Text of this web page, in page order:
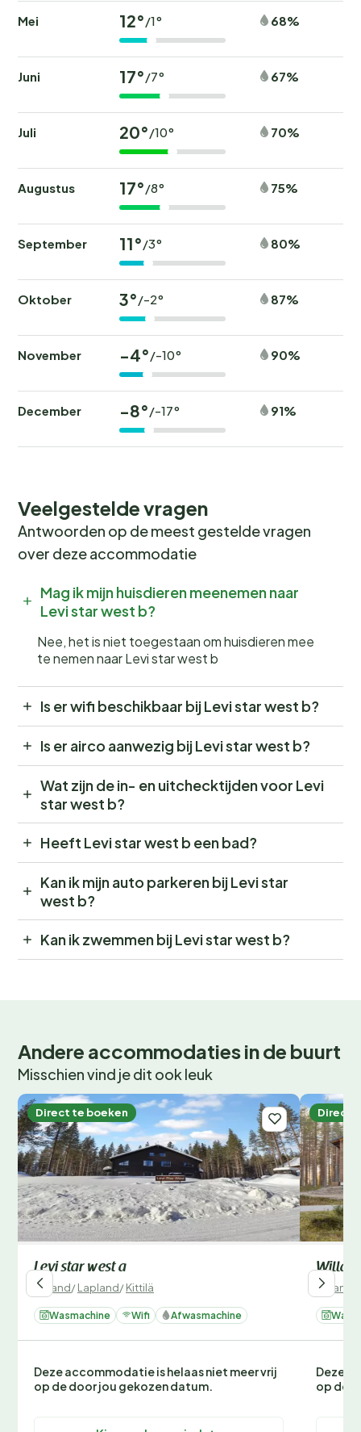
Mei 12°/1° 68%
Juni 17°/7° 67%
Juli 20°/10° 70%
Augustus 17°/8° 75%
September 11°/3° 80%
Oktober 3°/-2° 87%
November -4°/-10° 90%
December -8°/-17° 91%
Veelgestelde vragen
Antwoorden op de meest gestelde vragen
over deze accommodatie
Mag ik mijn huisdieren meenemen naar
Levi star west b?
Nee, het is niet toegestaan om huisdieren mee
te nemen naar Levi star west b
Is er wifi beschikbaar bij Levi star west b?
Is er airco aanwezig bij Levi star west b?
Wat zijn de in- en uitchecktijden voor Levi
star west b?
Heeft Levi star west b een bad?
Kan ik mijn auto parkeren bij Levi star
west b?
Kan ik zwemmen bij Levi star west b?
Andere accommodaties in de buurt
Misschien vind je dit ook leuk
Direct te boeken
Levi star west a
Finland/Lapland/Kittilä
Wasmachine Wifi Afwasmachine
Deze accommodatie is helaas niet meer vrij
op de door jou gekozen datum.
Direct
Willa
Finland
Deze
op de